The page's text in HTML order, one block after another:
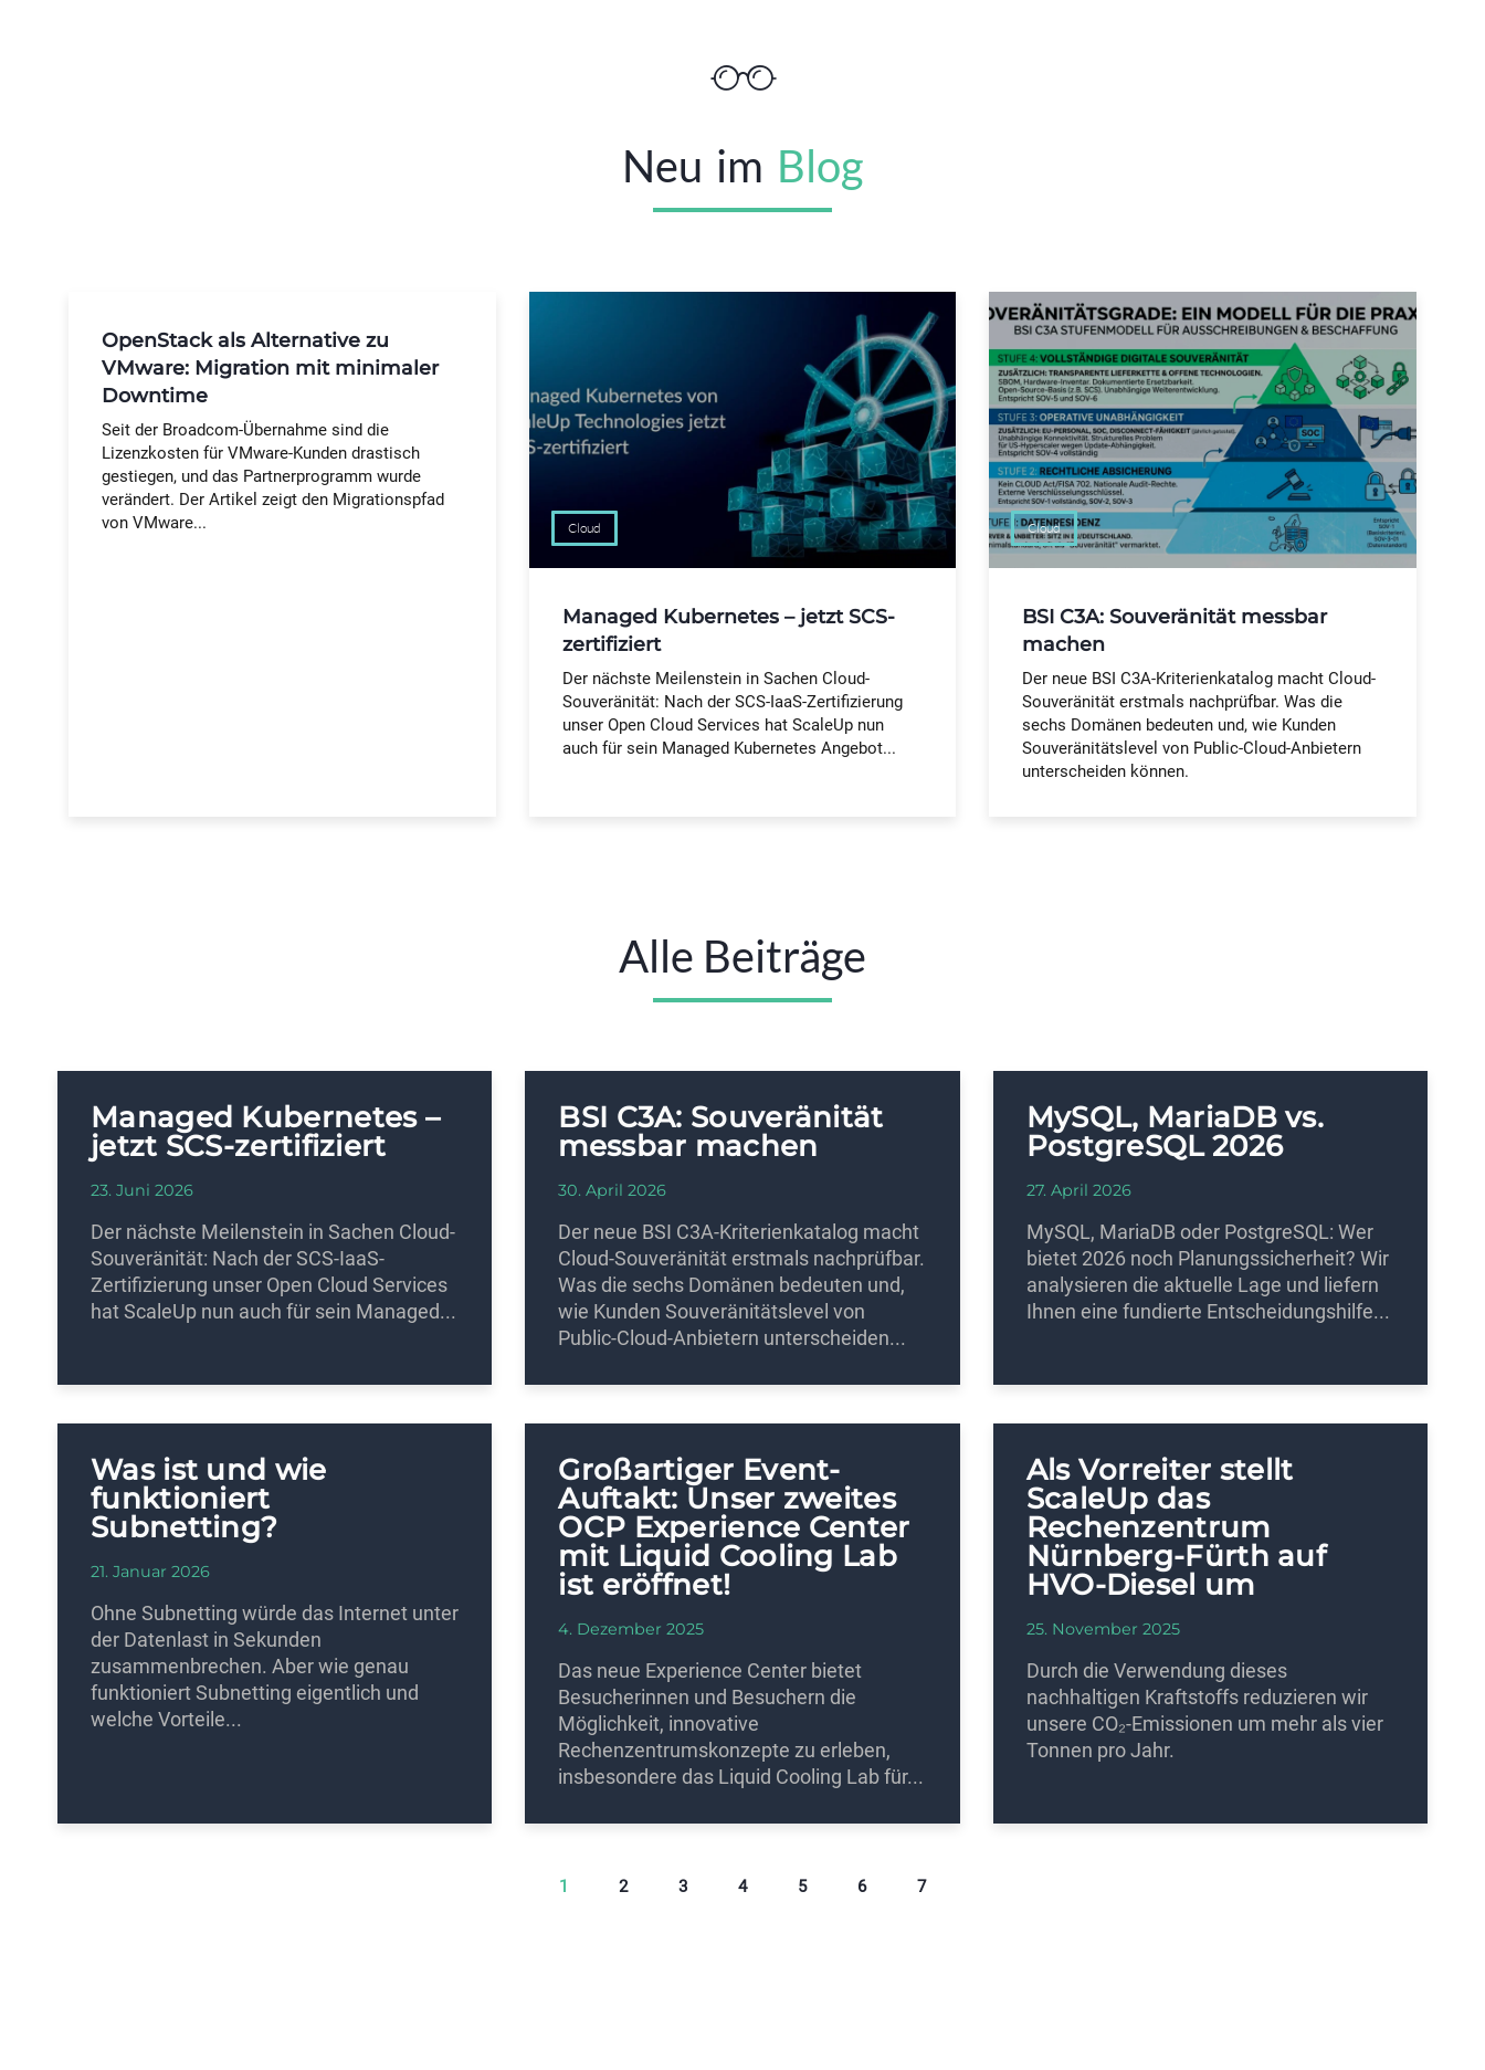
Neu im Blog
OpenStack als Alternative zu
VMware: Migration mit minimaler
Downtime
Seit der Broadcom-Übernahme sind die
Lizenzkosten für VMware-Kunden drastisch
gestiegen, und das Partnerprogramm wurde
verändert. Der Artikel zeigt den Migrationspfad
von VMware...
Cloud
Managed Kubernetes – jetzt SCS-
zertifiziert
Der nächste Meilenstein in Sachen Cloud-
Souveränität: Nach der SCS-IaaS-Zertifizierung
unser Open Cloud Services hat ScaleUp nun
auch für sein Managed Kubernetes Angebot...
Cloud
BSI C3A: Souveränität messbar
machen
Der neue BSI C3A-Kriterienkatalog macht Cloud-
Souveränität erstmals nachprüfbar. Was die
sechs Domänen bedeuten und, wie Kunden
Souveränitätslevel von Public-Cloud-Anbietern
unterscheiden können.
Alle Beiträge
Managed Kubernetes –
jetzt SCS-zertifiziert
23. Juni 2026
Der nächste Meilenstein in Sachen Cloud-
Souveränität: Nach der SCS-IaaS-
Zertifizierung unser Open Cloud Services
hat ScaleUp nun auch für sein Managed...
BSI C3A: Souveränität
messbar machen
30. April 2026
Der neue BSI C3A-Kriterienkatalog macht
Cloud-Souveränität erstmals nachprüfbar.
Was die sechs Domänen bedeuten und,
wie Kunden Souveränitätslevel von
Public-Cloud-Anbietern unterscheiden...
MySQL, MariaDB vs.
PostgreSQL 2026
27. April 2026
MySQL, MariaDB oder PostgreSQL: Wer
bietet 2026 noch Planungssicherheit? Wir
analysieren die aktuelle Lage und liefern
Ihnen eine fundierte Entscheidungshilfe...
Was ist und wie
funktioniert
Subnetting?
21. Januar 2026
Ohne Subnetting würde das Internet unter
der Datenlast in Sekunden
zusammenbrechen. Aber wie genau
funktioniert Subnetting eigentlich und
welche Vorteile...
Großartiger Event-
Auftakt: Unser zweites
OCP Experience Center
mit Liquid Cooling Lab
ist eröffnet!
4. Dezember 2025
Das neue Experience Center bietet
Besucherinnen und Besuchern die
Möglichkeit, innovative
Rechenzentrumskonzepte zu erleben,
insbesondere das Liquid Cooling Lab für...
Als Vorreiter stellt
ScaleUp das
Rechenzentrum
Nürnberg-Fürth auf
HVO-Diesel um
25. November 2025
Durch die Verwendung dieses
nachhaltigen Kraftstoffs reduzieren wir
unsere CO₂-Emissionen um mehr als vier
Tonnen pro Jahr.
1 2 3 4 5 6 7